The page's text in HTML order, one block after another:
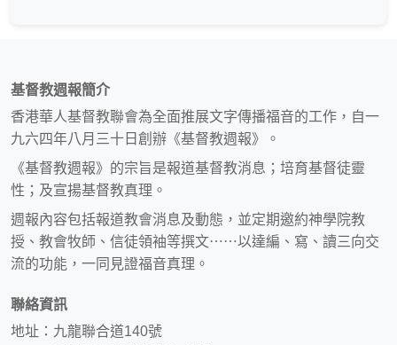
基督教週報簡介
香港華人基督教聯會為全面推展文字傳播福音的工作，自一
九六四年八月三十日創辦《基督教週報》。
《基督教週報》的宗旨是報道基督教消息；培育基督徒靈
性；及宣揚基督教真理。
週報內容包括報道教會消息及動態，並定期邀約神學院教
授、教會牧師、信徒領袖等撰文⋯⋯以達編、寫、讀三向交
流的功能，一同見證福音真理。
聯絡資訊
地址：九龍聯合道140號